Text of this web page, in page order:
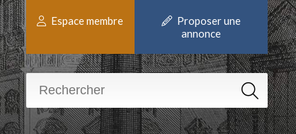
Espace membre
Proposer une
annonce